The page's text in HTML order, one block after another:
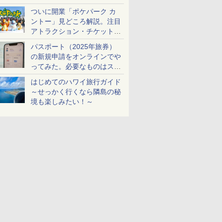
ケットも解説
ついに開業「ポケパーク カ
ントー」見どころ解説。注目
アトラクション・チケット手
配・来場前に必要な準備は？
パスポート（2025年旅券）
の新規申請をオンラインでや
ってみた。必要なものはスマ
ホとマイナカードのみ
はじめてのハワイ旅行ガイド
～せっかく行くなら隣島の秘
境も楽しみたい！～